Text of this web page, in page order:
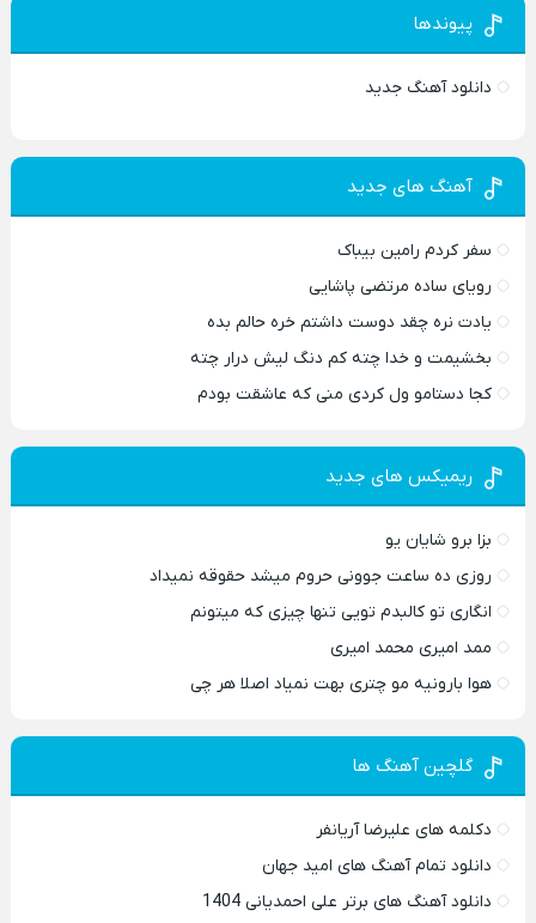
پیوندها
دانلود آهنگ جدید
آهنگ های جدید
سفر کردم رامین بیباک
رویای ساده مرتضی پاشایی
یادت نره چقد دوست داشتم خره حالم بده
بخشیمت و خدا چته کم دنگ لیش درار چته
کجا دستامو ول کردی منی که عاشقت بودم
ریمیکس های جدید
بزا برو شایان یو
روزی ده ساعت جوونی حروم میشد حقوقه نمیداد
انگاری تو کالبدم تویی تنها چیزی که میتونم
ممد امیری محمد امیری
هوا بارونیه مو چتری بهت نمیاد اصلا هر چی
گلچین آهنگ ها
دکلمه های علیرضا آریانفر
دانلود تمام آهنگ های امید جهان
دانلود آهنگ های برتر علی احمدیانی 1404